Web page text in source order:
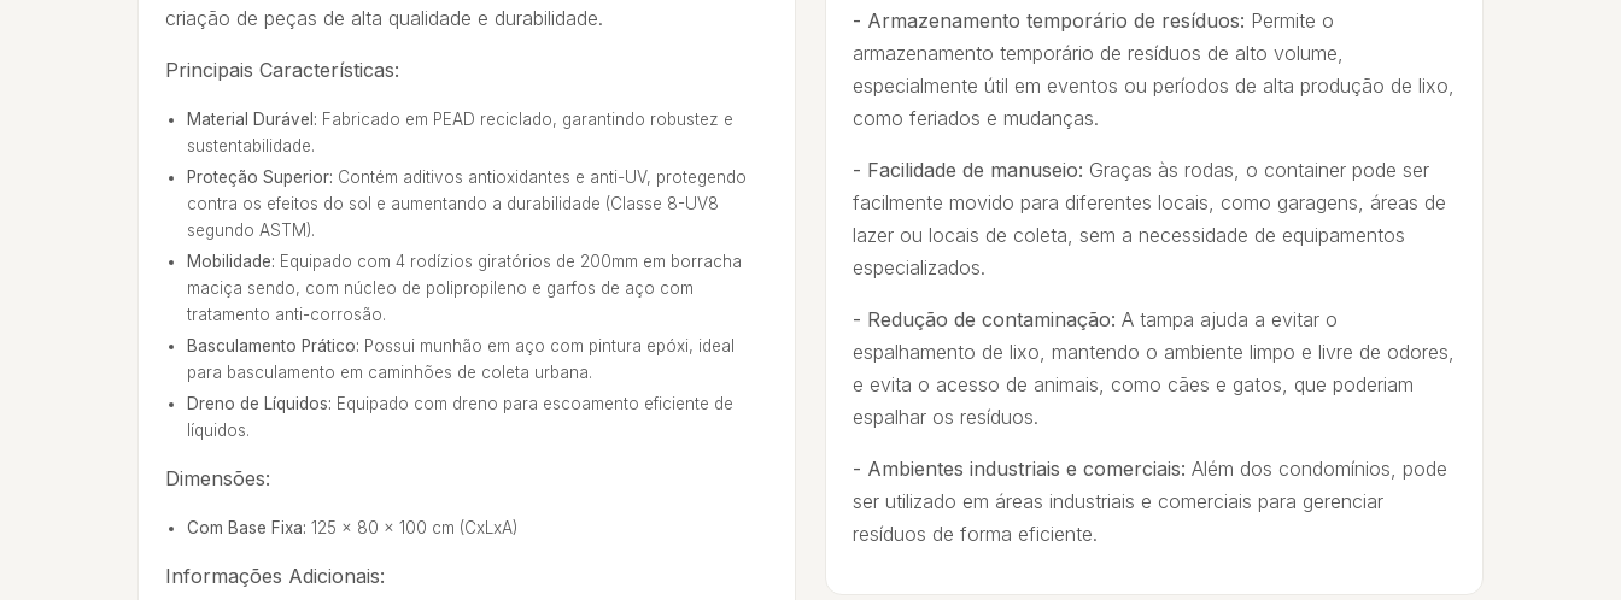
criação de peças de alta qualidade e durabilidade.
Principais Características:
Material Durável: Fabricado em PEAD reciclado, garantindo robustez e
sustentabilidade.
Proteção Superior: Contém aditivos antioxidantes e anti-UV, protegendo
contra os efeitos do sol e aumentando a durabilidade (Classe 8-UV8
segundo ASTM).
Mobilidade: Equipado com 4 rodízios giratórios de 200mm em borracha
maciça sendo, com núcleo de polipropileno e garfos de aço com
tratamento anti-corrosão.
Basculamento Prático: Possui munhão em aço com pintura epóxi, ideal
para basculamento em caminhões de coleta urbana.
Dreno de Líquidos: Equipado com dreno para escoamento eficiente de
líquidos.
Dimensões:
Com Base Fixa: 125 x 80 x 100 cm (CxLxA)
Informações Adicionais:
- Armazenamento temporário de resíduos: Permite o
armazenamento temporário de resíduos de alto volume,
especialmente útil em eventos ou períodos de alta produção de lixo,
como feriados e mudanças.
- Facilidade de manuseio: Graças às rodas, o container pode ser
facilmente movido para diferentes locais, como garagens, áreas de
lazer ou locais de coleta, sem a necessidade de equipamentos
especializados.
- Redução de contaminação: A tampa ajuda a evitar o
espalhamento de lixo, mantendo o ambiente limpo e livre de odores,
e evita o acesso de animais, como cães e gatos, que poderiam
espalhar os resíduos.
- Ambientes industriais e comerciais: Além dos condomínios, pode
ser utilizado em áreas industriais e comerciais para gerenciar
resíduos de forma eficiente.